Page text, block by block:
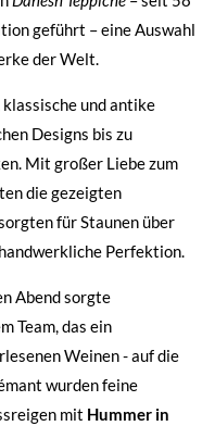
geführt – eine Auswahl
der Welt.
und antike
Designs bis zu
Mit großer Liebe zum
die gezeigten
für Staunen über
Perfektion.
Abend sorgte
Team, das ein
Weinen - auf die
wurden feine
mit Hummer in